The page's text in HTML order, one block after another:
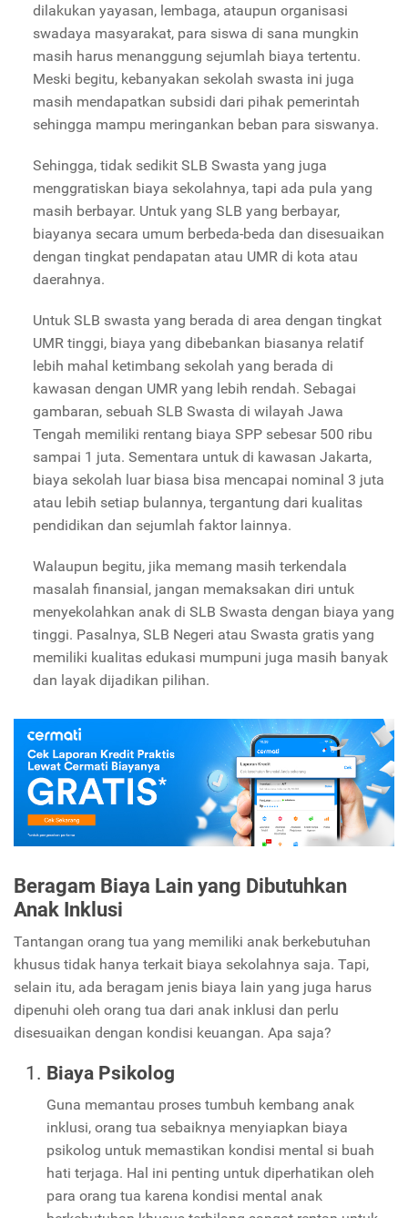
dilakukan yayasan, lembaga, ataupun organisasi
swadaya masyarakat, para siswa di sana mungkin
masih harus menanggung sejumlah biaya tertentu.
Meski begitu, kebanyakan sekolah swasta ini juga
masih mendapatkan subsidi dari pihak pemerintah
sehingga mampu meringankan beban para siswanya.
Sehingga, tidak sedikit SLB Swasta yang juga
menggratiskan biaya sekolahnya, tapi ada pula yang
masih berbayar. Untuk yang SLB yang berbayar,
biayanya secara umum berbeda-beda dan disesuaikan
dengan tingkat pendapatan atau UMR di kota atau
daerahnya.
Untuk SLB swasta yang berada di area dengan tingkat
UMR tinggi, biaya yang dibebankan biasanya relatif
lebih mahal ketimbang sekolah yang berada di
kawasan dengan UMR yang lebih rendah. Sebagai
gambaran, sebuah SLB Swasta di wilayah Jawa
Tengah memiliki rentang biaya SPP sebesar 500 ribu
sampai 1 juta. Sementara untuk di kawasan Jakarta,
biaya sekolah luar biasa bisa mencapai nominal 3 juta
atau lebih setiap bulannya, tergantung dari kualitas
pendidikan dan sejumlah faktor lainnya.
Walaupun begitu, jika memang masih terkendala
masalah finansial, jangan memaksakan diri untuk
menyekolahkan anak di SLB Swasta dengan biaya yang
tinggi. Pasalnya, SLB Negeri atau Swasta gratis yang
memiliki kualitas edukasi mumpuni juga masih banyak
dan layak dijadikan pilihan.
Beragam Biaya Lain yang Dibutuhkan
Anak Inklusi
Tantangan orang tua yang memiliki anak berkebutuhan
khusus tidak hanya terkait biaya sekolahnya saja. Tapi,
selain itu, ada beragam jenis biaya lain yang juga harus
dipenuhi oleh orang tua dari anak inklusi dan perlu
disesuaikan dengan kondisi keuangan. Apa saja?
Biaya Psikolog
Guna memantau proses tumbuh kembang anak
inklusi, orang tua sebaiknya menyiapkan biaya
psikolog untuk memastikan kondisi mental si buah
hati terjaga. Hal ini penting untuk diperhatikan oleh
para orang tua karena kondisi mental anak